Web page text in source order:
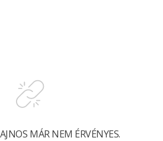
MÁR NEM ÉRVÉNYES.